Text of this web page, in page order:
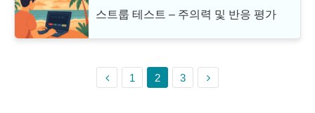
스트룹 테스트 – 주의력 및 반응 평가
1 2 3